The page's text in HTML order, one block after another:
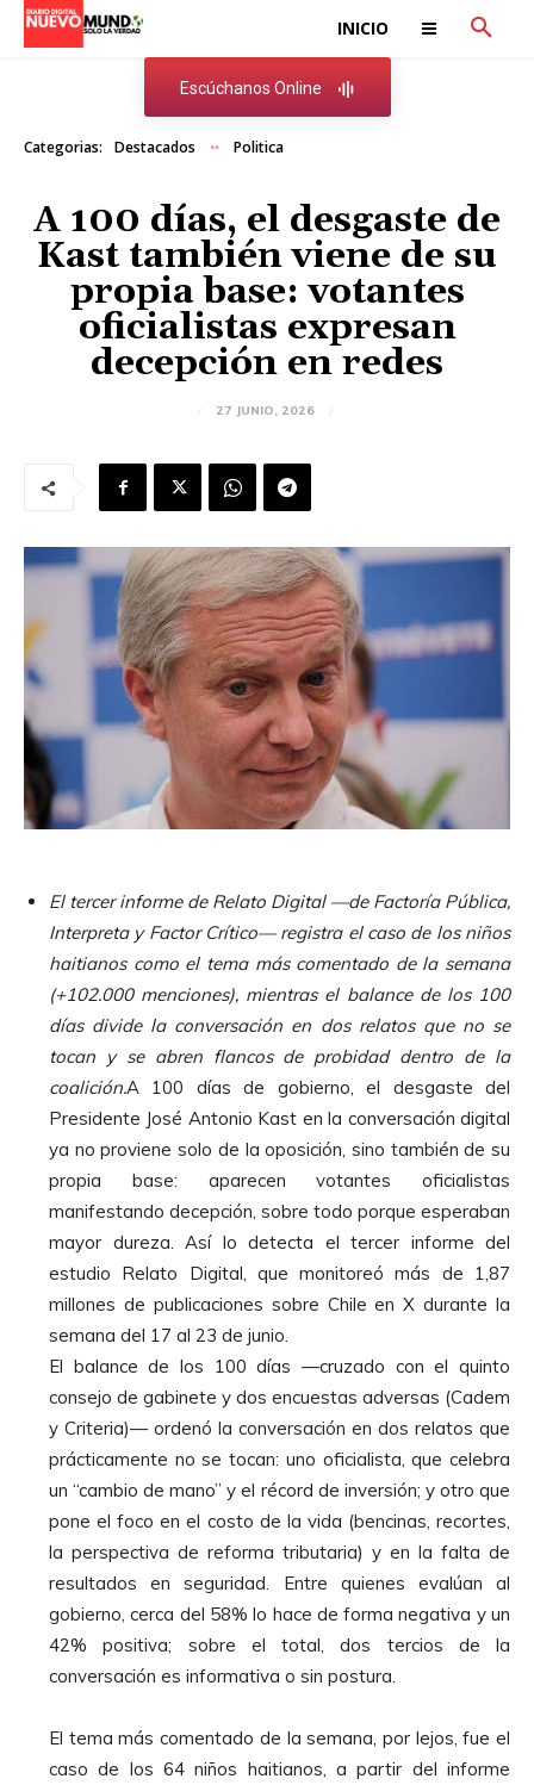
INICIO
Escúchanos Online
Categorias: Destacados Politica
A 100 días, el desgaste de
Kast también viene de su
propia base: votantes
oficialistas expresan
decepción en redes
27 JUNIO, 2026
El tercer informe de Relato Digital —de Factoría Pública,
Interpreta y Factor Crítico— registra el caso de los niños
haitianos como el tema más comentado de la semana
(+102.000 menciones), mientras el balance de los 100
días divide la conversación en dos relatos que no se
tocan y se abren flancos de probidad dentro de la
coalición.A 100 días de gobierno, el desgaste del
Presidente José Antonio Kast en la conversación digital
ya no proviene solo de la oposición, sino también de su
propia base: aparecen votantes oficialistas
manifestando decepción, sobre todo porque esperaban
mayor dureza. Así lo detecta el tercer informe del
estudio Relato Digital, que monitoreó más de 1,87
millones de publicaciones sobre Chile en X durante la
semana del 17 al 23 de junio.
El balance de los 100 días —cruzado con el quinto
consejo de gabinete y dos encuestas adversas (Cadem
y Criteria)— ordenó la conversación en dos relatos que
prácticamente no se tocan: uno oficialista, que celebra
un “cambio de mano” y el récord de inversión; y otro que
pone el foco en el costo de la vida (bencinas, recortes,
la perspectiva de reforma tributaria) y en la falta de
resultados en seguridad. Entre quienes evalúan al
gobierno, cerca del 58% lo hace de forma negativa y un
42% positiva; sobre el total, dos tercios de la
conversación es informativa o sin postura.
El tema más comentado de la semana, por lejos, fue el
caso de los 64 niños haitianos, a partir del informe